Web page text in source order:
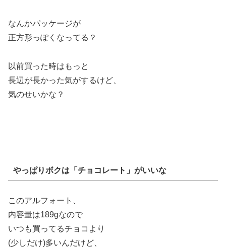
なんかパッケージが
正方形っぽくなってる？
以前買った時はもっと
長辺が長かった気がするけど、
気のせいかな？
やっぱりボクは「チョコレート」がいいな
このアルフォート、
内容量は189gなので
いつも買ってるチョコより
(少しだけ)多いんだけど、